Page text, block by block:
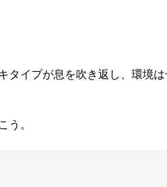
タイプが息を吹き返し、環境
う。